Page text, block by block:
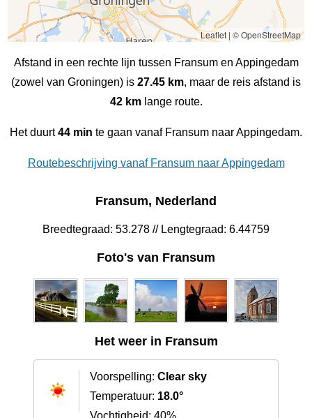
Leaflet| © OpenStreetMap
Afstand in een rechte lijn tussen Fransum en Appingedam
(zowel van Groningen) is 27.45 km, maar de reis afstand is
42 kmlange route.
Het duurt44 min te gaan vanaf Fransum naar Appingedam.
Routebeschrijving vanaf Fransum naar Appingedam
Fransum, Nederland
Breedtegraad: 53.278 // Lengtegraad: 6.44759
Foto's van Fransum
Het weer in Fransum
Voorspelling: Clear sky
Temperatuur: 18.0°